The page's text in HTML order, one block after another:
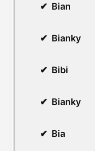
Bian
Bianky
Bibi
Bianky
Bia